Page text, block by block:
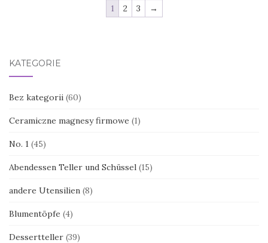
1 2 3 →
KATEGORIE
Bez kategorii (60)
Ceramiczne magnesy firmowe (1)
No. 1 (45)
Abendessen Teller und Schüssel (15)
andere Utensilien (8)
Blumentöpfe (4)
Dessertteller (39)